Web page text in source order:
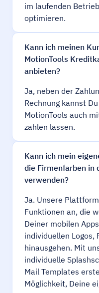
im laufenden
optimieren.
Kann ich meinen
MotionTools
anbieten?
Ja, neben der
Rechnung kannst
MotionTools auch
zahlen lassen.
Kann ich mein
die Firmenfarben in
verwenden?
Ja. Unsere
Funktionen an, die
Deiner mobilen
individuellen Logos,
hinausgehen. Mit
individuelle
Mail Templates
Möglichkeit, Deine